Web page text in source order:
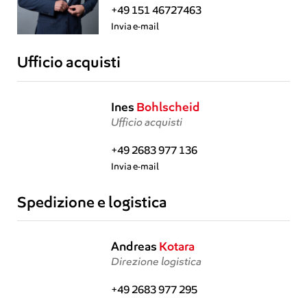
+49 151 46727463
Invia e-mail
Ufficio acquisti
Ines Bohlscheid
Ufficio acquisti
+49 2683 977 136
Invia e-mail
Spedizione e logistica
Andreas Kotara
Direzione logistica
+49 2683 977 295